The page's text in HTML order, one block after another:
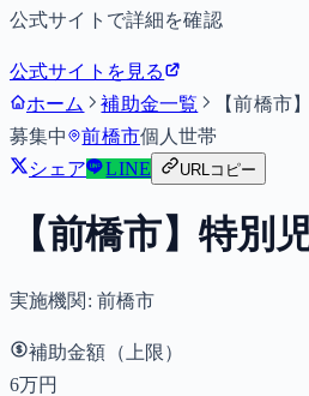
公式サイトで詳細を確認
公式サイトを見る
ホーム
補助金一覧
【前橋市
募集中
前橋市個人世帯
シェア
LINE URLコピー
【前橋市】特別
実施機関: 前橋市
補助金額（上限）
6万円